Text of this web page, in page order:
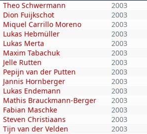
Theo Schwermann
2003
Dion Fuijkschot
2003
Miquel Carrillo Moreno
2003
Lukas Hebmüller
2003
Lukas Merta
2003
Maxim Tabachuk
2003
Jelle Rutten
2003
Pepijn van der Putten
2003
Jannis Hornberger
2003
Lukas Endemann
2003
Mathis Brauckmann-Berger
2003
Fabian Maschke
2003
Steven Christiaans
2003
Tijn van der Velden 2003